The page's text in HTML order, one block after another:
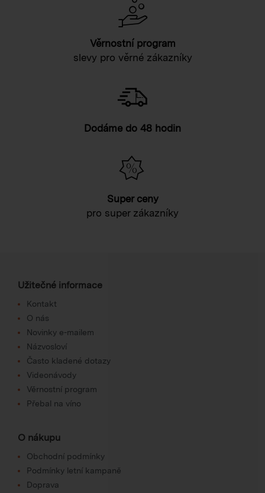
Věrnostní program
slevy pro věrné zákazníky
Dodáme do 48 hodin
Super ceny
pro super zákazníky
Užitečné informace
Kontakt
O nás
Novinky e-mailem
Názvosloví
Často kladené dotazy
Videonávody
Věrnostní program
Přebal na víno
O nákupu
Obchodní podmínky
Podmínky letní kampaně
Doprava